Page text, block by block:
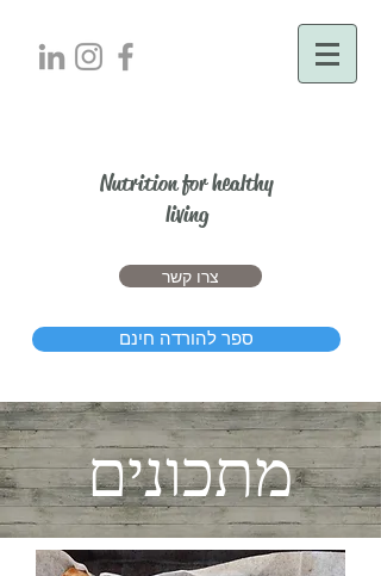
Nutrition for healthy
living
צרו קשר
ספר להורדה חינם
מתכונים